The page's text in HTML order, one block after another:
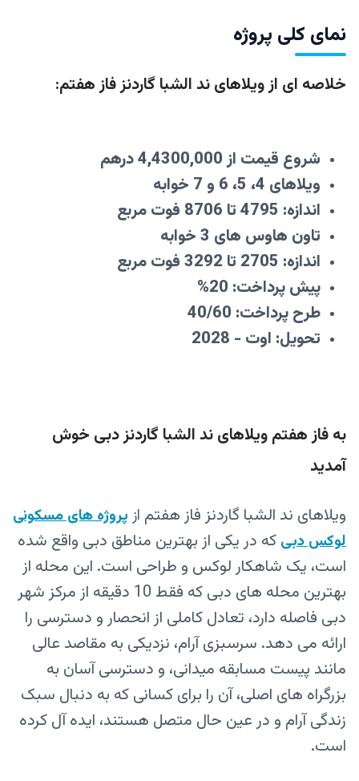
نمای کلی پروژه
خلاصه ای از ویلاهای ند الشبا گاردنز فاز هفتم:
شروع قیمت از 4,4300,000 درهم
ویلاهای 4، 5، 6 و 7 خوابه
اندازه: 4795 تا 8706 فوت مربع
تاون هاوس های 3 خوابه
اندازه: 2705 تا 3292 فوت مربع
پیش پرداخت: 20%
طرح پرداخت: 40/60
تحویل: اوت - 2028
به فاز هفتم ویلاهای ند الشبا گاردنز دبی خوش
آمدید
ویلاهای ند الشبا گاردنز فاز هفتم از پروژه های مسکونی
لوکس دبی که در یکی از بهترین مناطق دبی واقع شده
است، یک شاهکار لوکس و طراحی است. این محله از
بهترین محله های دبی که فقط 10 دقیقه از مرکز شهر
دبی فاصله دارد، تعادل کاملی از انحصار و دسترسی را
ارائه می دهد. سرسبزی آرام، نزدیکی به مقاصد عالی
مانند پیست مسابقه میدانی، و دسترسی آسان به
بزرگراه‌ های اصلی، آن را برای کسانی که به دنبال سبک
زندگی آرام و در عین حال متصل هستند، ایده‌ آل کرده
است.